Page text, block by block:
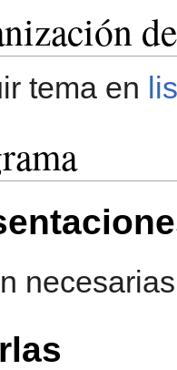
tema en
necesarias